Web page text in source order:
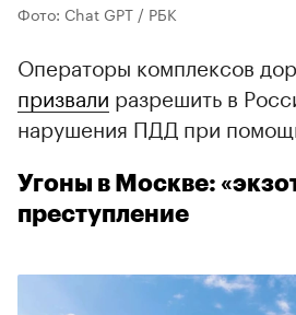
Фото: Chat GPT / РБК
Операторы комплексов
призвали разрешить в
нарушения ПДД при
Угоны в Москве:
преступление